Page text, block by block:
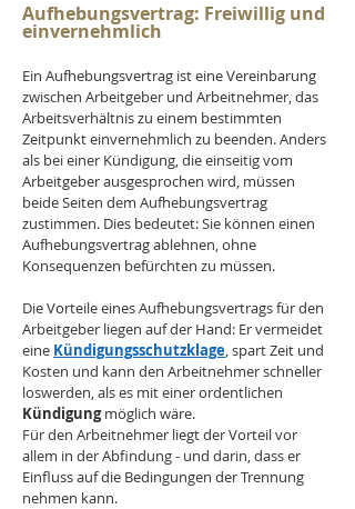
Aufhebungsvertrag: Freiwillig und
einvernehmlich
Ein Aufhebungsvertrag ist eine Vereinbarung
zwischen Arbeitgeber und Arbeitnehmer, das
Arbeitsverhältnis zu einem bestimmten
Zeitpunkt einvernehmlich zu beenden. Anders
als bei einer Kündigung, die einseitig vom
Arbeitgeber ausgesprochen wird, müssen
beide Seiten dem Aufhebungsvertrag
zustimmen. Dies bedeutet: Sie können einen
Aufhebungsvertrag ablehnen, ohne
Konsequenzen befürchten zu müssen.
Die Vorteile eines Aufhebungsvertrags für den
Arbeitgeber liegen auf der Hand: Er vermeidet
eine Kündigungsschutzklage, spart Zeit und
Kosten und kann den Arbeitnehmer schneller
loswerden, als es mit einer ordentlichen
Kündigung möglich wäre.
Für den Arbeitnehmer liegt der Vorteil vor
allem in der Abfindung - und darin, dass er
Einfluss auf die Bedingungen der Trennung
nehmen kann.